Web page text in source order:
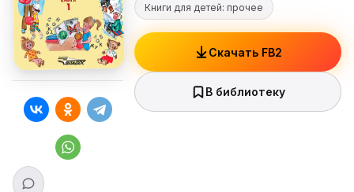
Книги для детей: прочее
Скачать FB2
В библиотеку